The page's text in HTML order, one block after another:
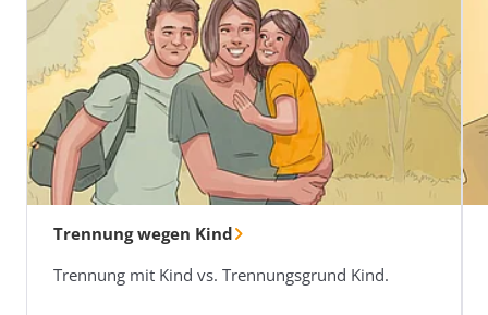
Trennung wegen Kind
Trennung mit Kind vs. Trennungsgrund Kind.